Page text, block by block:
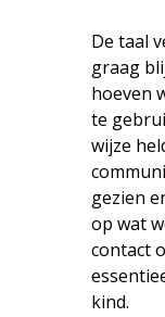
De taal
graag
hoeven
te
wijze
gezien
op wat
contact
kind.